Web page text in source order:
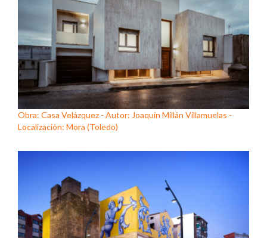
Obra: Casa Velázquez - Autor: Joaquín Millán Villamuelas -
Localización: Mora (Toledo)